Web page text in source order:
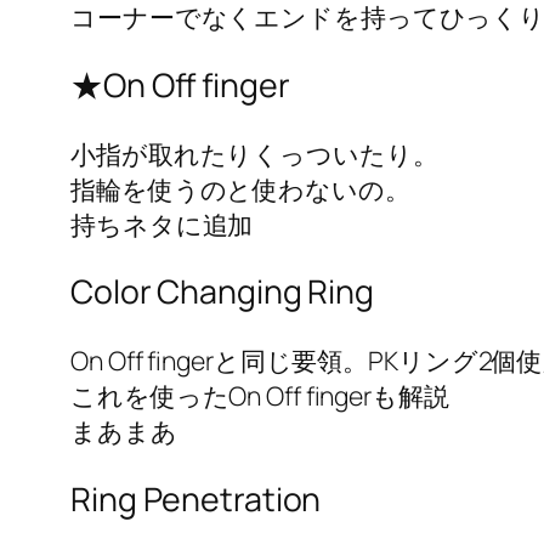
コーナーでなくエンドを持ってひっく
★On Off finger
小指が取れたりくっついたり。
指輪を使うのと使わないの。
持ちネタに追加
Color Changing Ring
On Off fingerと同じ要領。PKリング2個使
これを使ったOn Off fingerも解説
まあまあ
Ring Penetration